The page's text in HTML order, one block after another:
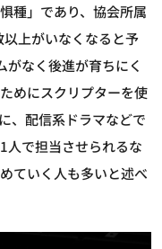
種」であり、協会所属
上がいなくなると予
なく後進が育ちにく
めにスクリプターを使
、配信系ドラマなどで
人で担当させられるな
ていく人も多いと述べ